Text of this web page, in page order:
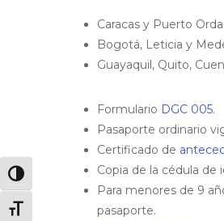
Alternar alto contraste
Alternar tamaño de letra
Caracas y Puerto
Bogotá, Leticia y
Guayaquil, Quito,
Formulario DGC 005.
Pasaporte ordinario
Certificado de
Copia de la cédula de
Para menores de 9
pasaporte.